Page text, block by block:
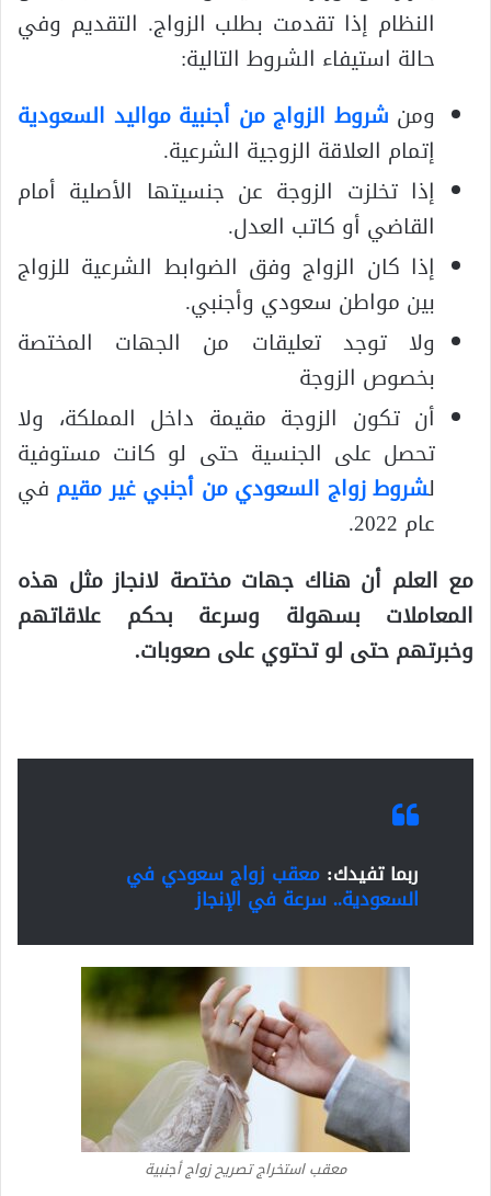
النظام إذا تقدمت بطلب الزواج. التقديم وفي
حالة استيفاء الشروط التالية:
ومن شروط الزواج من أجنبية مواليد السعودية
إتمام العلاقة الزوجية الشرعية.
إذا تخلزت الزوجة عن جنسيتها الأصلية أمام
القاضي أو كاتب العدل.
إذا كان الزواج وفق الضوابط الشرعية للزواج
بين مواطن سعودي وأجنبي.
ولا توجد تعليقات من الجهات المختصة
بخصوص الزوجة
أن تكون الزوجة مقيمة داخل المملكة، ولا
تحصل على الجنسية حتى لو كانت مستوفية
لشروط زواج السعودي من أجنبي غير مقيم في
عام 2022.
مع العلم أن هناك جهات مختصة لانجاز مثل هذه
المعاملات بسهولة وسرعة بحكم علاقاتهم
وخبرتهم حتى لو تحتوي على صعوبات.
ربما تفيدك: معقب زواج سعودي في
السعودية.. سرعة في الإنجاز
معقب استخراج تصريح زواج أجنبية